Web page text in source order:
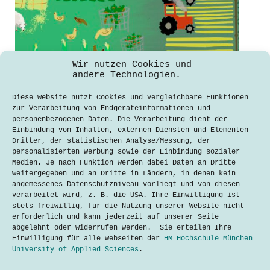
Wir nutzen Cookies und
andere Technologien.
Diese Website nutzt Cookies und vergleichbare Funktionen
zur Verarbeitung von Endgeräteinformationen und
personenbezogenen Daten. Die Verarbeitung dient der
Einbindung von Inhalten, externen Diensten und Elementen
Dritter, der statistischen Analyse/Messung, der
personalisierten Werbung sowie der Einbindung sozialer
Medien. Je nach Funktion werden dabei Daten an Dritte
weitergegeben und an Dritte in Ländern, in denen kein
angemessenes Datenschutzniveau vorliegt und von diesen
verarbeitet wird, z. B. die USA. Ihre Einwilligung ist
stets freiwillig, für die Nutzung unserer Website nicht
erforderlich und kann jederzeit auf unserer Seite
abgelehnt oder widerrufen werden. Sie erteilen Ihre
Einwilligung für alle Webseiten der HM Hochschule München
University of Applied Sciences .
The Dire Need For Change in
Conventional Farming Via Agroecology
Jade Nguyen
5. Mai 2022
We consume food multiple times per
day: Every. Single. Day. Yet, we tend
to lack a full understanding of what
inputs, labor, and processes need to
take place before we take a bite. A
vast majority of consumers are
unaware…
LesenThe
Dire